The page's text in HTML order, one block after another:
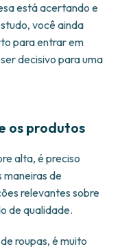
está acertando e
você ainda
para entrar em
decisivo para uma
os produtos
alta, é preciso
maneiras de
relevantes sobre
de qualidade.
roupas, é muito